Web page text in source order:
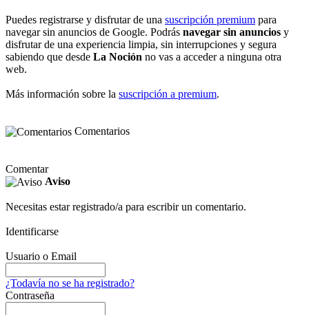
Puedes registrarse y disfrutar de una suscripción premium para
navegar sin anuncios de Google. Podrás navegar sin anuncios y
disfrutar de una experiencia limpia, sin interrupciones y segura
sabiendo que desde La Noción no vas a acceder a ninguna otra
web.
Más información sobre la suscripción a premium.
Comentarios
Comentar
Aviso
Necesitas estar registrado/a para escribir un comentario.
Identificarse
Usuario o Email
¿Todavía no se ha registrado?
Contraseña